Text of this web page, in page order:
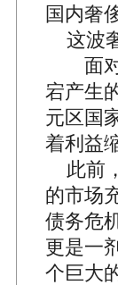
国内奢
这波
面对
宕产生
元区国
着利益
此前
的市场
债务危
更是一
个巨大